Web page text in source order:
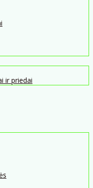
ir priedai